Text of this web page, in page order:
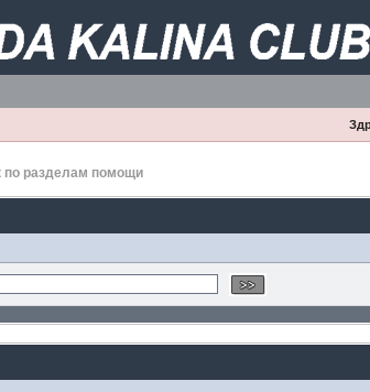
по разделам помощи